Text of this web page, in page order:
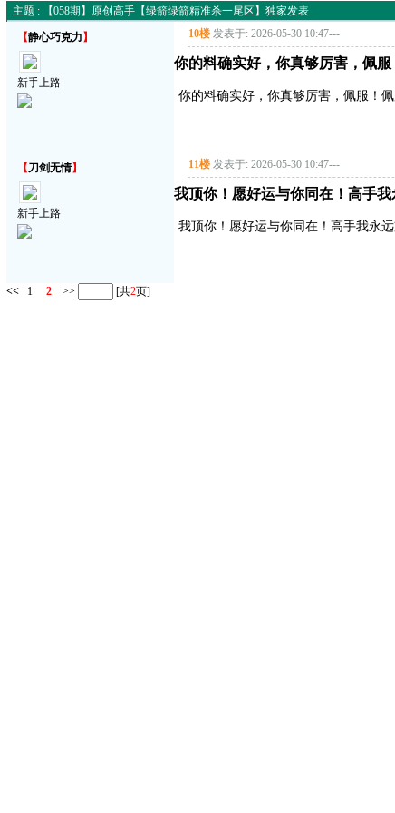
主题 : 【058期】原创高手【绿箭绿箭精准杀一尾区】独家发表
【静心巧克力 】
新手上路
10楼 发表于: 2026-05-30 10:47---
你的料确实好，你真够厉害，佩
你的料确实好，你真够厉害，佩服！
【刀剑无情】
新手上路
11楼 发表于: 2026-05-30 10:47---
我顶你！愿好运与你同在！高手我
我顶你！愿好运与你同在！高手我永远
<< 1 2 >> [共2页]